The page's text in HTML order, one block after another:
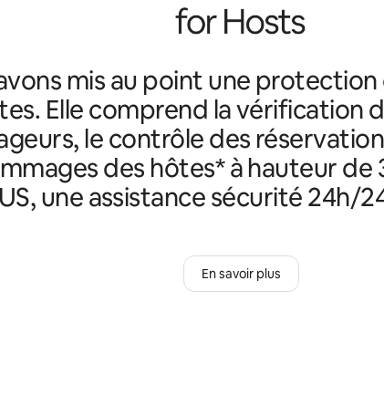
mis au point une
Elle comprend la vérification
le contrôle des
des hôtes* à hauteur de
une assistance sécurité 24h/
En savoir plus